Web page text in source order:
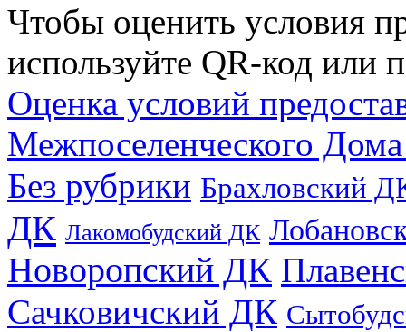
Чтобы оценить условия
используйте QR-код или
Оценка условий
Межпоселенческого
Без рубрики Брахловский
ДК Лакомобудский ДК
Новоропский ДК
Сачковичский ДК